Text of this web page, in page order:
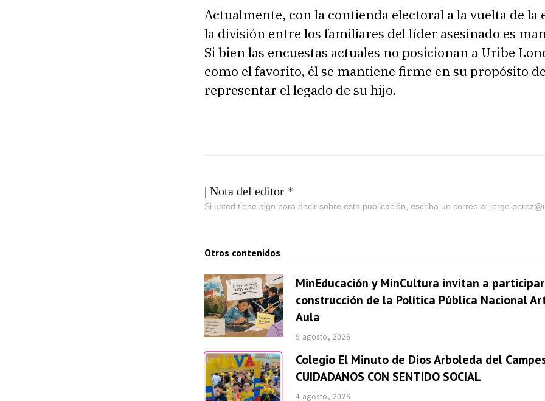
Actualmente, con la contienda electoral a la vuelta de la
la división entre los familiares del líder asesinado es
Si bien las encuestas actuales no posicionan a Uribe
como el favorito, él se mantiene firme en su propósito de
representar el legado de su hijo.
| Nota del editor *
Si usted tiene algo para decir sobre esta publicación, escriba un correo a:
Otros contenidos
MinEducación y MinCultura invitan a
construcción de la Política Pública Nacional
Aula
5 agosto, 2026
Colegio El Minuto de Dios Arboleda del
CUIDADANOS CON SENTIDO SOCIAL
4 agosto, 2026